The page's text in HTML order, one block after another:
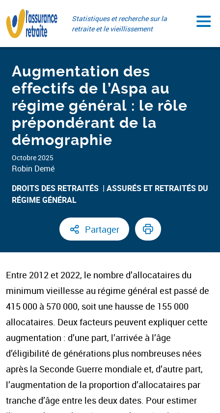
au
contenu
Statistiques et recherche sur la
retraite et le vieillissement
Octobre 2025
Augmentation des
effectifs de l’Aspa au
régime général : le rôle
prépondérant de la
démographie
Robin Demé
DROITS DES RETRAITÉS ​
ASSURÉS ET RETRAITÉS DU
RÉGIME GÉNÉRAL​
Partager
Entre 2012 et 2022, le nombre d’allocataires du
minimum vieillesse au régime général est passé de
415 000 à 570 000, soit une hausse de 155 000
allocataires. Deux facteurs peuvent expliquer cette
augmentation : d’une part, l’arrivée à l’âge
d’éligibilité de générations plus nombreuses nées
après la Seconde Guerre mondiale et, d’autre part,
l’augmentation de la proportion d’allocataires par
tranche d’âge entre les deux dates. Pour estimer